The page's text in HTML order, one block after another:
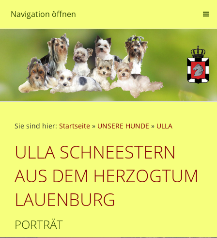
Navigation öffnen
Sie sind hier: Startseite » UNSERE HUNDE » ULLA
ULLA SCHNEESTERN
AUS DEM HERZOGTUM
LAUENBURG
PORTRÄT